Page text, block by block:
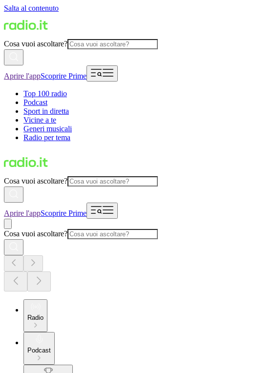
Salta al contenuto
Cosa vuoi ascoltare?
Aprire l'appScoprire Prime
Top 100 radio
Podcast
Sport in diretta
Vicine a te
Generi musicali
Radio per tema
Cosa vuoi ascoltare?
Aprire l'appScoprire Prime
Cosa vuoi ascoltare?
Radio
Podcast